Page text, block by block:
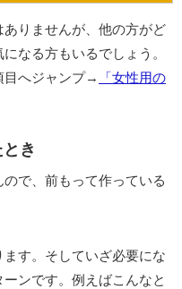
りませんが、他の方がど
なる方もいるでしょう。
目へジャンプ→
「女性用の
き
で、前もって作っている
す。そしていざ必要にな
ンです。例えばこんなと